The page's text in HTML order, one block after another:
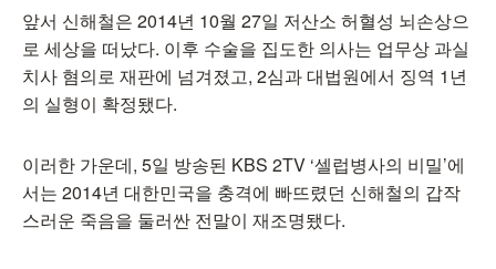
앞서 신해철은 2014년 10월 27일 저산소 허혈성 뇌손상으
로 세상을 떠났다. 이후 수술을 집도한 의사는 업무상 과실
치사 혐의로 재판에 넘겨졌고, 2심과 대법원에서 징역 1년
의 실형이 확정됐다.
이러한 가운데, 5일 방송된 KBS 2TV ‘셀럽병사의 비밀’에
서는 2014년 대한민국을 충격에 빠뜨렸던 신해철의 갑작
스러운 죽음을 둘러싼 전말이 재조명됐다.